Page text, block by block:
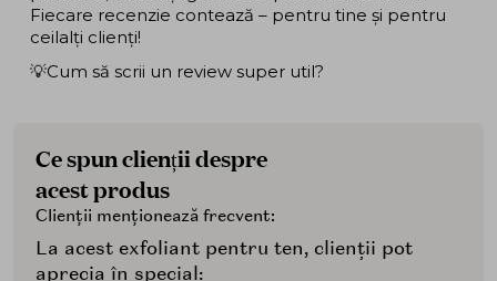
Fiecare recenzie contează – pentru tine și pentru
ceilalți clienți!
💡Cum să scrii un review super util?
Ce spun clienții despre
acest produs
Clienții menționează frecvent:
La acest exfoliant pentru ten, clienții pot
aprecia în special: